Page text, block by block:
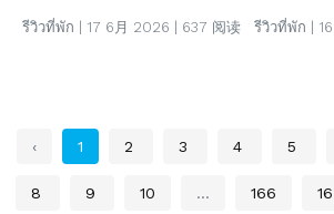
รีวิวที่พัก | 17 6月 2026 | 637 阅读 รีวิวที่พัก |
‹ 1 2 3 4 5
8 9 10 ... 166